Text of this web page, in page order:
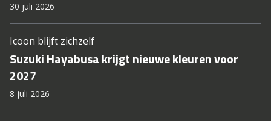
30 juli 2026
Icoon blijft zichzelf
Suzuki Hayabusa krijgt nieuwe kleuren voor
2027
8 juli 2026